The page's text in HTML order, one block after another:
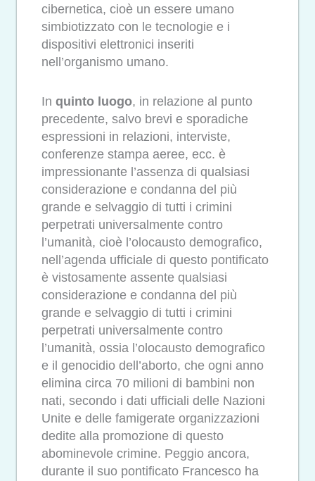
cibernetica, cioè un essere umano
simbiotizzato con le tecnologie e i
dispositivi elettronici inseriti
nell’organismo umano.
In quinto luogo, in relazione al punto
precedente, salvo brevi e sporadiche
espressioni in relazioni, interviste,
conferenze stampa aeree, ecc. è
impressionante l’assenza di qualsiasi
considerazione e condanna del più
grande e selvaggio di tutti i crimini
perpetrati universalmente contro
l’umanità, cioè l’olocausto demografico,
nell’agenda ufficiale di questo pontificato
è vistosamente assente qualsiasi
considerazione e condanna del più
grande e selvaggio di tutti i crimini
perpetrati universalmente contro
l’umanità, ossia l’olocausto demografico
e il genocidio dell’aborto, che ogni anno
elimina circa 70 milioni di bambini non
nati, secondo i dati ufficiali delle Nazioni
Unite e delle famigerate organizzazioni
dedite alla promozione di questo
abominevole crimine. Peggio ancora,
durante il suo pontificato Francesco ha